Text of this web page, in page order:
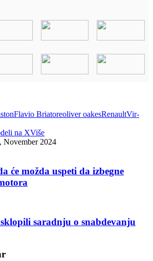
Flavio Briatoreoliver oakesRenaultVir-
na XViše
November 2024
će možda uspeti da izbegne
saradnju o snabdevanju